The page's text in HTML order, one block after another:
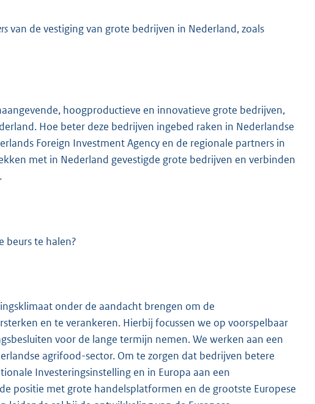
van de vestiging van grote bedrijven in Nederland, zoals
hoogproductieve en innovatieve grote bedrijven,
Hoe beter deze bedrijven ingebed raken in Nederlandse
Foreign Investment Agency en de regionale partners in
met in Nederland gevestigde grote bedrijven en verbinden
beurs te halen?
onder de aandacht brengen om de
en te verankeren. Hierbij focussen we op voorspelbaar
voor de lange termijn nemen. We werken aan een
agrifood-sector. Om te zorgen dat bedrijven betere
Investeringsinstelling en in Europa aan een
positie met grote handelsplatformen en de grootste Europese